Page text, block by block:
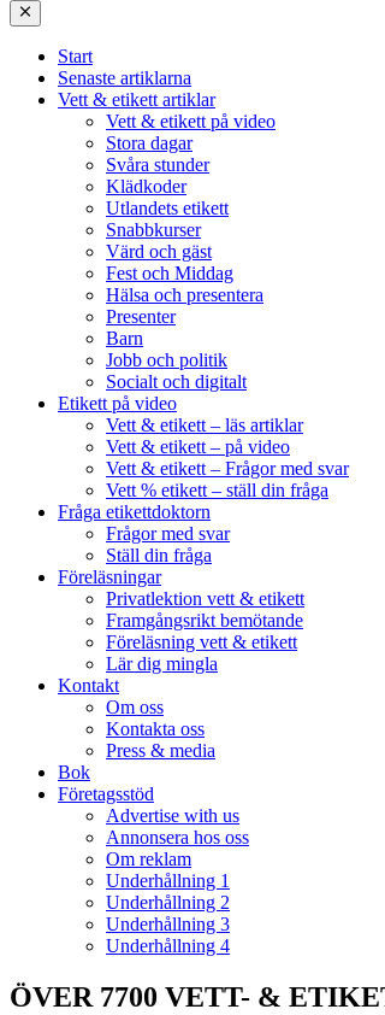
Start
Senaste artiklarna
Vett & etikett artiklar
Vett & etikett på video
Stora dagar
Svåra stunder
Klädkoder
Utlandets etikett
Snabbkurser
Värd och gäst
Fest och Middag
Hälsa och presentera
Presenter
Barn
Jobb och politik
Socialt och digitalt
Etikett på video
Vett & etikett – läs artiklar
Vett & etikett – på video
Vett & etikett – Frågor med svar
Vett % etikett – ställ din fråga
Fråga etikettdoktorn
Frågor med svar
Ställ din fråga
Föreläsningar
Privatlektion vett & etikett
Framgångsrikt bemötande
Föreläsning vett & etikett
Lär dig mingla
Kontakt
Om oss
Kontakta oss
Press & media
Bok
Företagsstöd
Advertise with us
Annonsera hos oss
Om reklam
Underhållning 1
Underhållning 2
Underhållning 3
Underhållning 4
ÖVER 7700 VETT- &